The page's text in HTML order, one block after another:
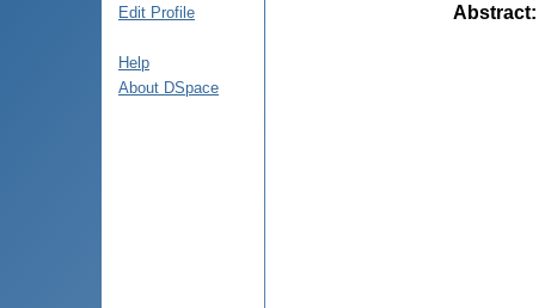
Edit Profile
Help
About DSpace
Abstract: